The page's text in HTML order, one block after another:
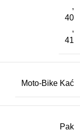
,
40
,
41
Moto-Bike Kać
Pak